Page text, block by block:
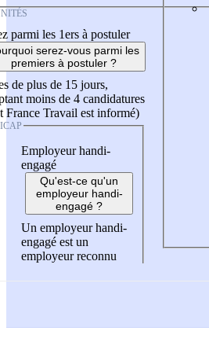
parmi les 1ers à postuler
serez-vous parmi les
premiers à postuler ?
de plus de 15 jours,
moins de 4 candidatures
France Travail est informé)
Employeur handi-
engagé
Qu'est-ce qu'un
employeur handi-
engagé ?
Un employeur handi-
engagé est un
employeur reconnu